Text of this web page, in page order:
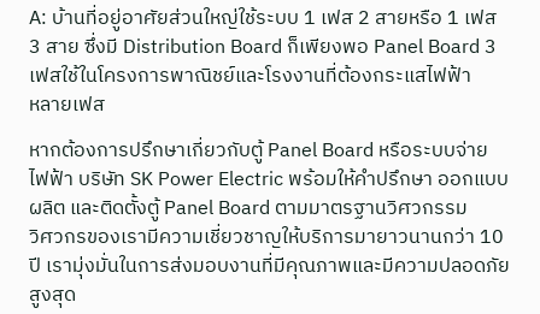
A: บ้านที่อยู่อาศัยส่วนใหญ่ใช้ระบบ 1 เฟส 2 สายหรือ 1 เฟส
3 สาย ซึ่งมี Distribution Board ก็เพียงพอ Panel Board 3
เฟสใช้ในโครงการพาณิชย์และโรงงานที่ต้องกระแสไฟฟ้า
หลายเฟส
หากต้องการปรึกษาเกี่ยวกับตู้ Panel Board หรือระบบจ่าย
ไฟฟ้า บริษัท SK Power Electric พร้อมให้คำปรึกษา ออกแบบ
ผลิต และติดตั้งตู้ Panel Board ตามมาตรฐานวิศวกรรม
วิศวกรของเรามีความเชี่ยวชาญให้บริการมายาวนานกว่า 10
ปี เรามุ่งมั่นในการส่งมอบงานที่มีคุณภาพและมีความปลอดภัย
สูงสุด